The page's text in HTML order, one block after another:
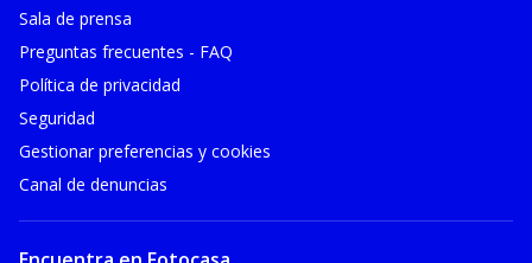
Sala de prensa
Preguntas frecuentes - FAQ
Política de privacidad
Seguridad
Gestionar preferencias y cookies
Canal de denuncias